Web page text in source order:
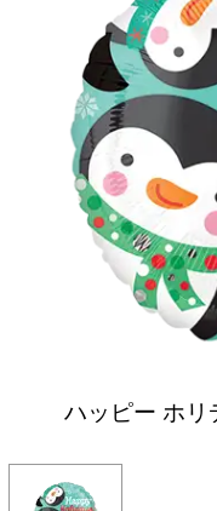
ハッピー ホ